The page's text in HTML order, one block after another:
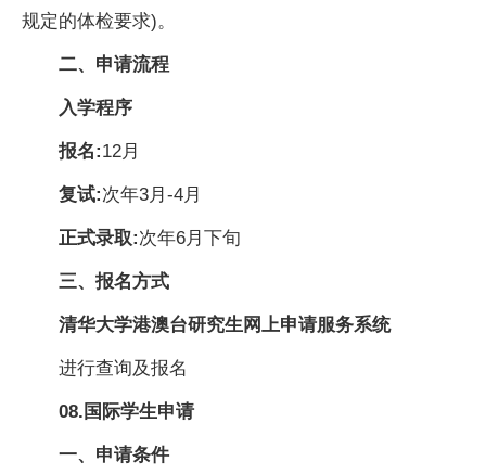
规定的体检要求)。
二、 申请流程
入学程序
报名:12月
复试:次年3月-4月
正式录取:次年6月下旬
三、 报名方式
清华大学港澳台研究生网上申请服务系统
进行查询及报名
08. 国际学生申请
一、 申请条件